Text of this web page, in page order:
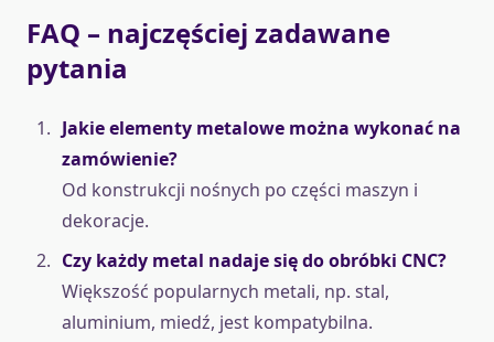
FAQ – najczęściej zadawane
pytania
Jakie elementy metalowe można wykonać na
zamówienie?
Od konstrukcji nośnych po części maszyn i
dekoracje.
Czy każdy metal nadaje się do obróbki CNC?
Większość popularnych metali, np. stal,
aluminium, miedź, jest kompatybilna.